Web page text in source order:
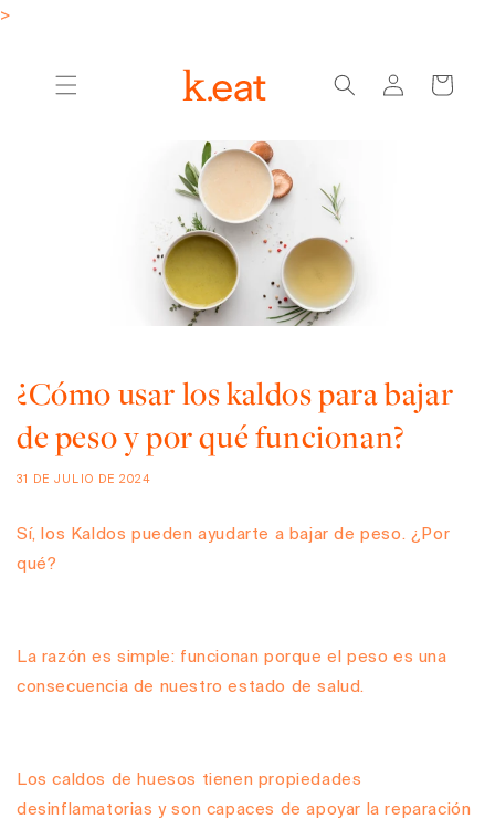
>
sesión
Carrito
¿Cómo usar los kaldos para bajar
de peso y por qué funcionan?
31 DE JULIO DE 2024
Sí, los Kaldos pueden ayudarte a bajar de peso. ¿Por
qué?
La razón es simple: funcionan porque el peso es una
consecuencia de nuestro estado de salud.
Los caldos de huesos tienen propiedades
desinflamatorias y son capaces de apoyar la reparación